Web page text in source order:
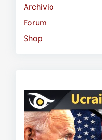
Archivio
Forum
Shop